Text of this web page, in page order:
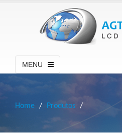
MENU
Home Produtos